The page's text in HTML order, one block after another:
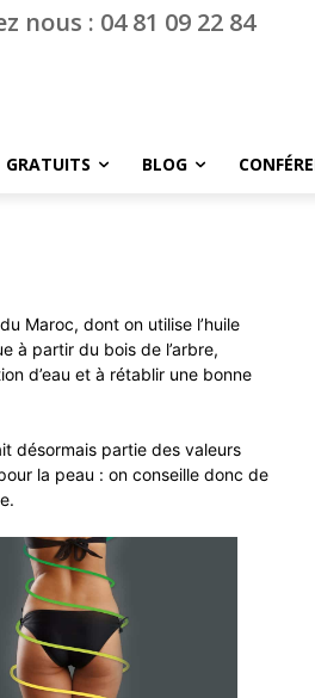
nous : 04 81 09 22 84
GRATUITS BLOG
Maroc, dont on utilise l’huile
à partir du bois de l’arbre,
d’eau et à rétablir une bonne
désormais partie des valeurs
la peau : on conseille donc de